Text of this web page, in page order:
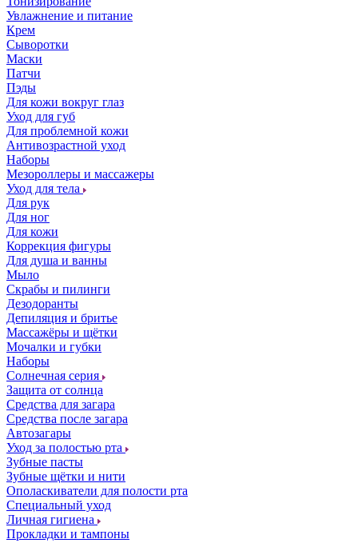
Увлажнение и питание
Крем
Сыворотки
Маски
Патчи
Пэды
Для кожи вокруг глаз
Уход для губ
Для проблемной кожи
Антивозрастной уход
Наборы
Мезороллеры и массажеры
Уход для тела
Для рук
Для ног
Для кожи
Коррекция фигуры
Для душа и ванны
Мыло
Скрабы и пилинги
Дезодоранты
Депиляция и бритье
Массажёры и щётки
Мочалки и губки
Наборы
Солнечная серия
Защита от солнца
Средства для загара
Средства после загара
Автозагары
Уход за полостью рта
Зубные пасты
Зубные щётки и нити
Ополаскиватели для полости рта
Специальный уход
Личная гигиена
Прокладки и тампоны